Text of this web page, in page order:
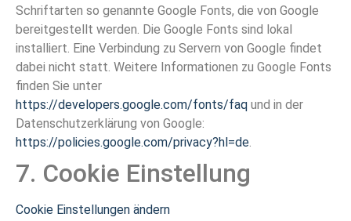
Schriftarten so genannte Google Fonts, die von Google
bereitgestellt werden. Die Google Fonts sind lokal
installiert. Eine Verbindung zu Servern von Google findet
dabei nicht statt. Weitere Informationen zu Google Fonts
finden Sie unter
https://developers.google.com/fonts/faq und in der
Datenschutzerklärung von Google:
https://policies.google.com/privacy?hl=de.
7. Cookie Einstellung
Cookie Einstellungen ändern